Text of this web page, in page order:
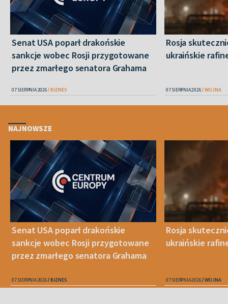
Senat USA poparł drakońskie
sankcje wobec Rosji przygotowane
przez zmarłego senatora Grahama
07 SIERPNIA 2026 BIZNES
Rosja
ukraińskie
07 SIERPNIA 2026 WOJNA
NAJNOWSZE
Senat USA poparł drakońskie
sankcje wobec Rosji przygotowane
przez zmarłego senatora Grahama
07 SIERPNIA 2026 BIZNES
Rosja
ukraińskie
07 SIERPNIA 2026 WOJNA